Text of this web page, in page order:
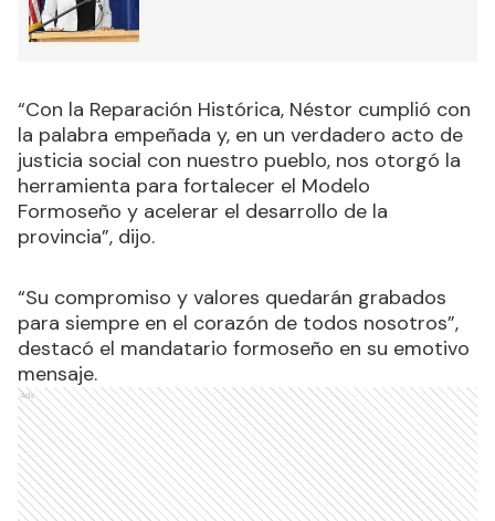
“Con la Reparación Histórica, Néstor cumplió con
la palabra empeñada y, en un verdadero acto de
justicia social con nuestro pueblo, nos otorgó la
herramienta para fortalecer el Modelo
Formoseño y acelerar el desarrollo de la
provincia”, dijo.
“Su compromiso y valores quedarán grabados
para siempre en el corazón de todos nosotros”,
destacó el mandatario formoseño en su emotivo
mensaje.
Ads